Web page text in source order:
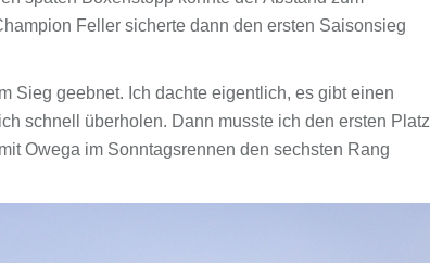
Feller sicherte dann den ersten Saisonsieg
Sieg geebnet. Ich dachte eigentlich, es gibt einen
schnell überholen. Dann musste ich den ersten Platz
Owega im Sonntagsrennen den sechsten Rang